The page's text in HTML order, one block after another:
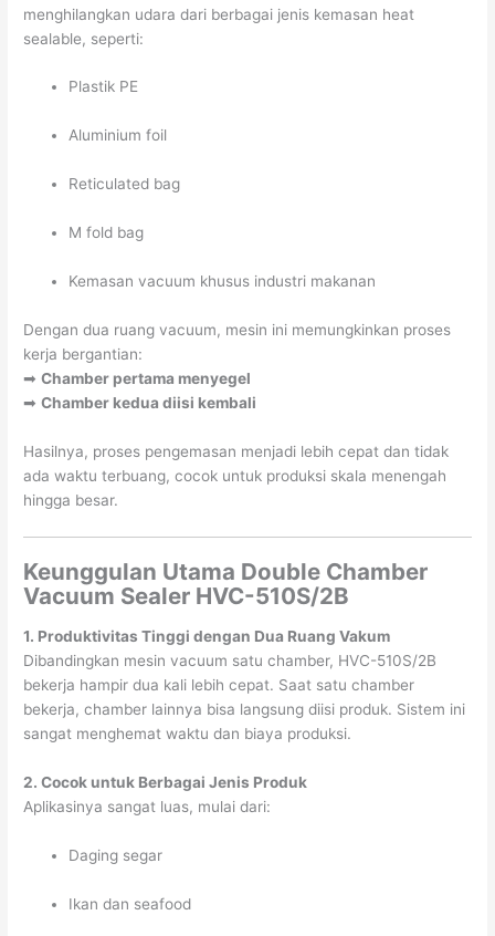
menghilangkan udara dari berbagai jenis kemasan heat
sealable, seperti:
Plastik PE
Aluminium foil
Reticulated bag
M fold bag
Kemasan vacuum khusus industri makanan
Dengan dua ruang vacuum, mesin ini memungkinkan proses
kerja bergantian:
➡Chamber pertama menyegel
➡Chamber kedua diisi kembali
Hasilnya, proses pengemasan menjadi lebih cepat dan tidak
ada waktu terbuang, cocok untuk produksi skala menengah
hingga besar.
Keunggulan Utama Double Chamber
Vacuum Sealer HVC-510S/2B
1. Produktivitas Tinggi dengan Dua Ruang Vakum
Dibandingkan mesin vacuum satu chamber, HVC-510S/2B
bekerja hampir dua kali lebih cepat. Saat satu chamber
bekerja, chamber lainnya bisa langsung diisi produk. Sistem ini
sangat menghemat waktu dan biaya produksi.
2. Cocok untuk Berbagai Jenis Produk
Aplikasinya sangat luas, mulai dari:
Daging segar
Ikan dan seafood